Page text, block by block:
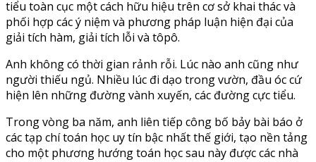
tiểu toàn cục một cách hữu hiệu trên cơ sở khai thác và
phối hợp các ý niệm và phương pháp luận hiện đại của
giải tích hàm, giải tích lỗi và tôpô.
Anh không có thời gian rảnh rỗi. Lúc nào anh cũng như
người thiếu ngủ. Nhiều lúc đi dạo trong vườn, đầu óc cứ
hiện lên những đường vành xuyến, các đường cực tiểu.
Trong vòng ba năm, anh liên tiếp công bố bảy bài báo ở
các tạp chí toán học uy tín bậc nhất thế giới, tạo nền tảng
cho một phương hướng toán học sau này được các nhà